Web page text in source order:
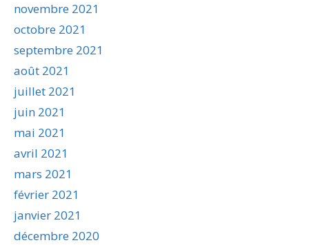
novembre 2021
octobre 2021
septembre 2021
août 2021
juillet 2021
juin 2021
mai 2021
avril 2021
mars 2021
février 2021
janvier 2021
décembre 2020